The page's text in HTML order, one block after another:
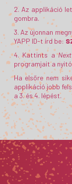
2. Az applikáció
gombra.
3. Az újonnan
YAPP ID-t írd be:
4. Kattints aNext
programjait a
Ha elsőre nem
applikáció jobb
a 3. és 4. lépést.